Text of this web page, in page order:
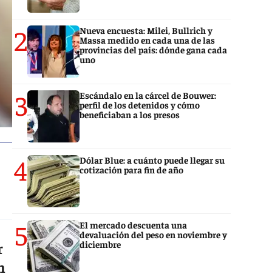
2
Nueva encuesta: Milei, Bullrich y
Massa medido en cada una de las
provincias del país: dónde gana cada
uno
3
Escándalo en la cárcel de Bouwer:
perfil de los detenidos y cómo
beneficiaban a los presos
4
Dólar Blue: a cuánto puede llegar su
cotización para fin de año
5
El mercado descuenta una
devaluación del peso en noviembre y
diciembre